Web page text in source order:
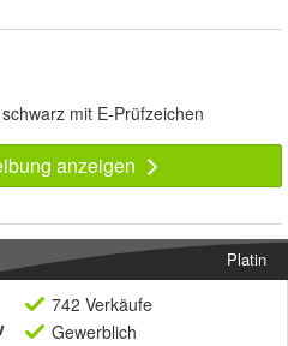
mit E-Prüfzeichen
anzeigen
Platin
742 Verkäufe
Gewerblich